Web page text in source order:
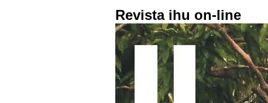
Revista ihu on-line